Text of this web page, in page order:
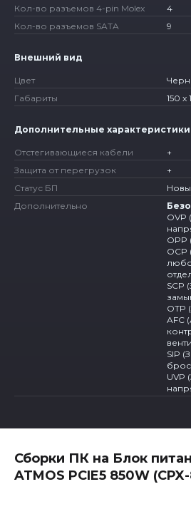
Кол-во разъемов 4-pin Molex
4
Кол-во разъемов SATA
9
Внешний вид
Цвет
Габариты
150 x
Дополнительные характеристики
Отстегивающиеся кабели
+
Защита от перегрузок
+
Статус БП
Дополнительно
OVP
OPP
OCP
SCP
OTP
AFC
SIP
UVP
Сборки ПК на Блок
ATMOS PCIE5 850W